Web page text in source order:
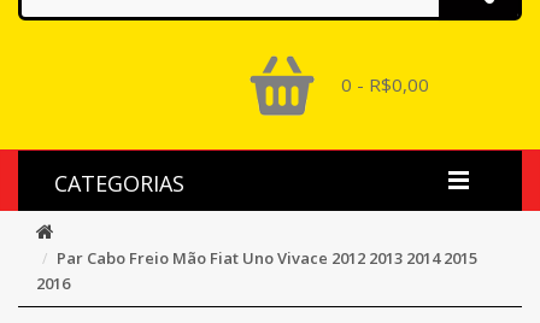
0 - R$0,00
CATEGORIAS
Par Cabo Freio Mão Fiat Uno Vivace 2012 2013 2014 2015
2016